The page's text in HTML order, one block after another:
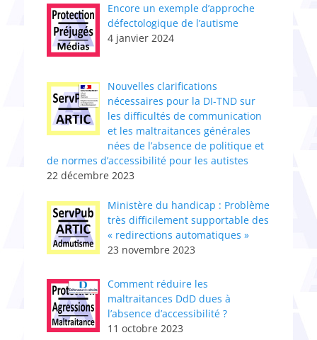
Encore un exemple d’approche
défectologique de l’autisme
4 janvier 2024
Nouvelles clarifications
nécessaires pour la DI-TND sur
les difficultés de communication
et les maltraitances générales
nées de l’absence de politique et
de normes d’accessibilité pour les autistes
22 décembre 2023
Ministère du handicap : Problème
très difficilement supportable des
« redirections automatiques »
23 novembre 2023
Comment réduire les
maltraitances DdD dues à
l’absence d’accessibilité ?
11 octobre 2023